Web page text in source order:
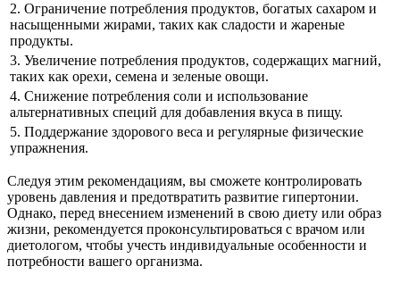
2. Ограничение потребления продуктов, богатых сахаром и
насыщенными жирами, таких как сладости и жареные
продукты.
3. Увеличение потребления продуктов, содержащих магний,
таких как орехи, семена и зеленые овощи.
4. Снижение потребления соли и использование
альтернативных специй для добавления вкуса в пищу.
5. Поддержание здорового веса и регулярные физические
упражнения.
Следуя этим рекомендациям, вы сможете контролировать
уровень давления и предотвратить развитие гипертонии.
Однако, перед внесением изменений в свою диету или образ
жизни, рекомендуется проконсультироваться с врачом или
диетологом, чтобы учесть индивидуальные особенности и
потребности вашего организма.